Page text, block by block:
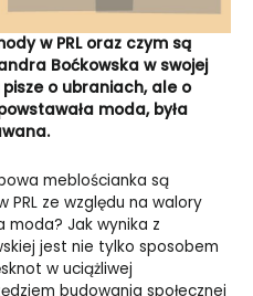
w PRL oraz czym są
Boćkowska w swojej
o ubraniach, ale o
moda, była
meblościanka są
ze względu na walory
moda? Jak wynika z
jest nie tylko sposobem
w uciążliwej
budowania społecznej